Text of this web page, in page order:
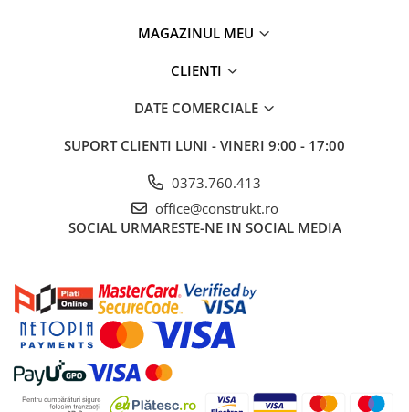
MAGAZINUL MEU
CLIENTI
DATE COMERCIALE
SUPORT CLIENTI LUNI - VINERI 9:00 - 17:00
0373.760.413
office@construkt.ro
SOCIAL URMARESTE-NE IN SOCIAL MEDIA